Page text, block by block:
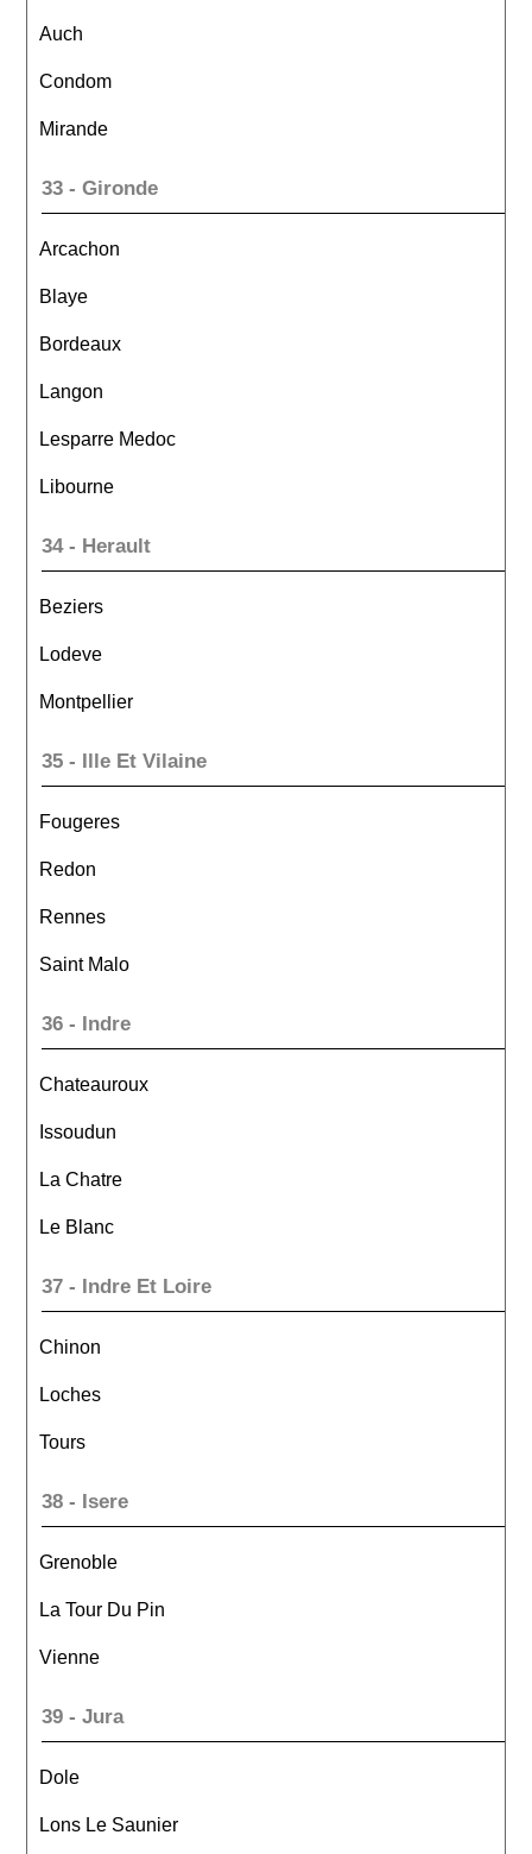
Auch
Condom
Mirande
33 - Gironde
Arcachon
Blaye
Bordeaux
Langon
Lesparre Medoc
Libourne
34 - Herault
Beziers
Lodeve
Montpellier
35 - Ille Et Vilaine
Fougeres
Redon
Rennes
Saint Malo
36 - Indre
Chateauroux
Issoudun
La Chatre
Le Blanc
37 - Indre Et Loire
Chinon
Loches
Tours
38 - Isere
Grenoble
La Tour Du Pin
Vienne
39 - Jura
Dole
Lons Le Saunier